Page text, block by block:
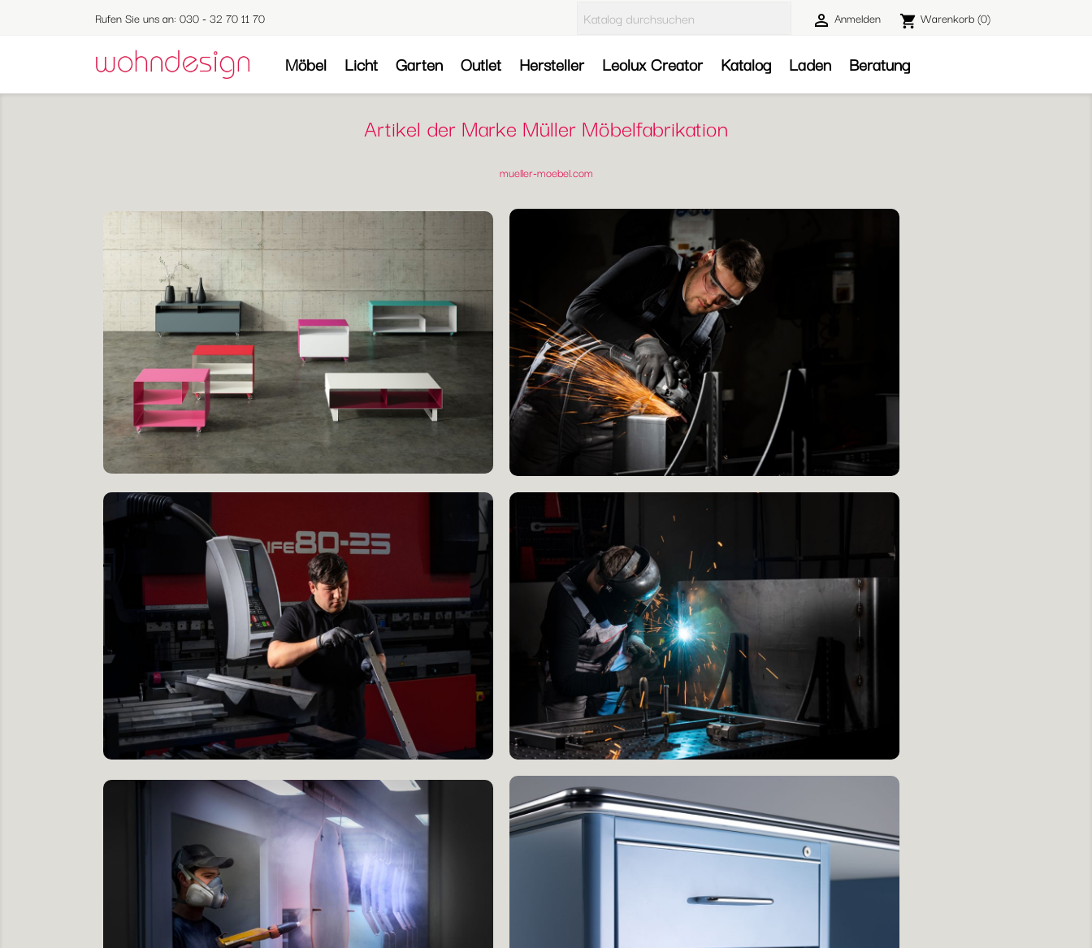
Rufen Sie uns an: 030 - 32 70 11 70  Anmelden shopping_cart Warenkorb(0)
Möbel Licht Garten Outlet Hersteller Leolux Creator Katalog Laden Beratung
Artikel der Marke Müller Möbelfabrikation
mueller-moebel.com